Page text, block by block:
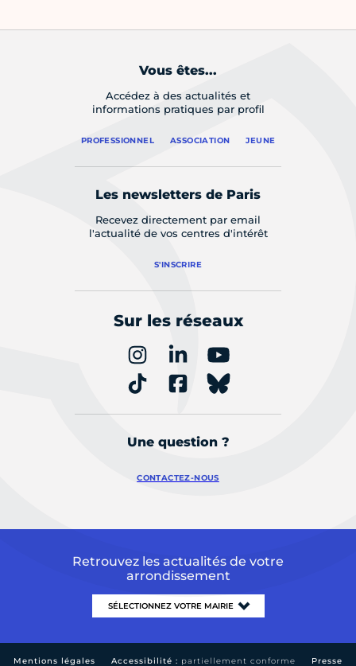
Vous êtes...
Accédez à des actualités et
informations pratiques par profil
PROFESSIONNEL ASSOCIATION JEUNE
Les newsletters de Paris
Recevez directement par email
l'actualité de vos centres d'intérêt
S'INSCRIRE
Sur les réseaux
Une question ?
CONTACTEZ-NOUS
Retrouvez les actualités de votre
arrondissement
Mentions légales Accessibilité : partiellement conforme Presse